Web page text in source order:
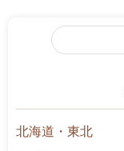
フ
リ
索
北海道・東北